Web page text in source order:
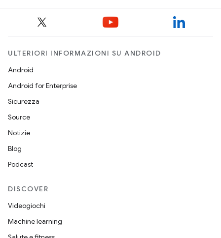
ULTERIORI INFORMAZIONI SU ANDROID
Android
Android for Enterprise
Sicurezza
Source
Notizie
Blog
Podcast
DISCOVER
Videogiochi
Machine learning